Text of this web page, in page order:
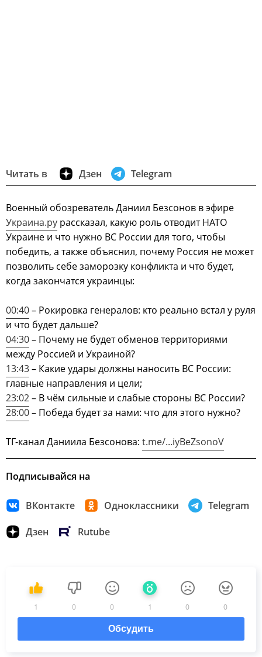
Читать в Дзен Telegram
Военный обозреватель Даниил Безсонов в эфире
Украина.ру рассказал, какую роль отводит НАТО
Украине и что нужно ВС России для того, чтобы
победить, а также объяснил, почему Россия не может
позволить себе заморозку конфликта и что будет,
когда закончатся украинцы:
00:40– Рокировка генералов: кто реально встал у руля
и что будет дальше?
04:30– Почему не будет обменов территориями
между Россией и Украиной?
13:43– Какие удары должны наносить ВС России:
главные направления и цели;
23:02– В чём сильные и слабые стороны ВС России?
28:00– Победа будет за нами: что для этого нужно?
ТГ-канал Даниила Безсонова: t.me/...iyBeZsonoV
Подписывайся на
ВКонтакте Одноклассники Telegram
Дзен Rutube
1 0 0 1 0 0
Обсудить